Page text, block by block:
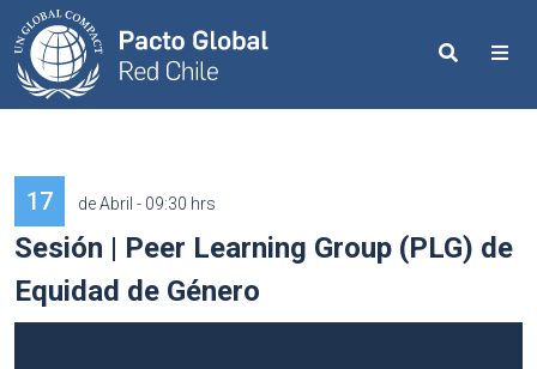
Search
17 de Abril - 09:30 hrs
Sesión | Peer Learning Group (PLG) de
Equidad de Género